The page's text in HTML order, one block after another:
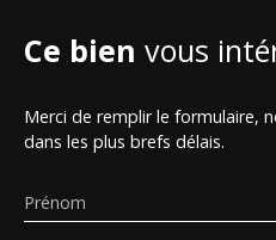
Ce bien vous
Merci de remplir le formulaire,
dans les plus brefs délais.
Prénom